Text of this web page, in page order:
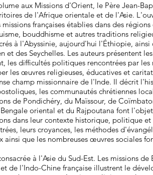
aux Missions d'Orient, le Père Jean-
de l'Afrique orientale et de l'Asie.
françaises établies dans des
bouddhisme et autres traditions
à l'Abyssinie, aujourd'hui l'Éthiopie, ainsi
et des Seychelles. Les auteurs présentent
les difficultés politiques rencontrées par les
les œuvres religieuses, éducatives et
champ missionnaire de l'Inde. Il décrit
les communautés chrétiennes
de Pondichéry, du Maïssour, de
oriental et du Rajpoutana font
dans leur contexte historique, politique et
leurs croyances, les méthodes
ainsi que les nombreuses œuvres sociales
à l'Asie du Sud-Est. Les missions
de l'Indo-Chine française illustrent le